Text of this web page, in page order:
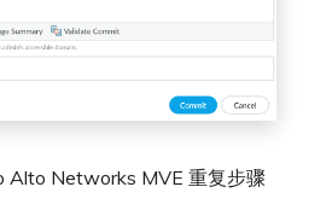
Alto Networks MVE 重复步骤